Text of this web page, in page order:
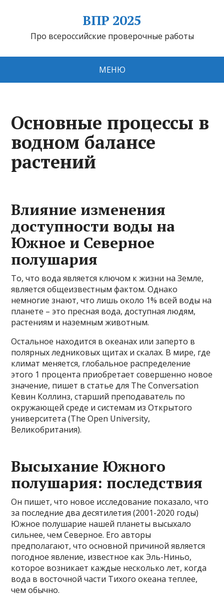
ВПР 2025
Про всероссийские проверочные работы
МЕНЮ
Основные процессы в
водном балансе
растений
Влияние изменения
доступности воды на
Южное и Северное
полушария
То, что вода является ключом к жизни на Земле,
является общеизвестным фактом. Однако
немногие знают, что лишь около 1% всей воды на
планете – это пресная вода, доступная людям,
растениям и наземным животным.
Остальное находится в океанах или заперто в
полярных ледниковых щитах и скалах. В мире, где
климат меняется, глобальное распределение
этого 1 процента приобретает совершенно новое
значение, пишет в статье для The Conversation
Кевин Коллинз, старший преподаватель по
окружающей среде и системам из Открытого
университета (The Open University,
Великобритания).
Высыхание Южного
полушария: последствия
Он пишет, что новое исследование показало, что
за последние два десятилетия (2001-2020 годы)
Южное полушарие нашей планеты высыхало
сильнее, чем Северное. Его авторы
предполагают, что основной причиной является
погодное явление, известное как Эль-Ниньо,
которое возникает каждые несколько лет, когда
вода в восточной части Тихого океана теплее,
чем обычно.